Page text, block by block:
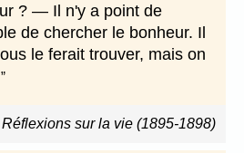
? — Il n'y a point de
de chercher le bonheur. Il
le ferait trouver, mais on
Réflexions sur la vie (1895-1898)